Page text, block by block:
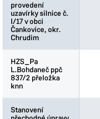
provedení
uzavírky silnice č.
I/17 v obci
Čankovice, okr.
Chrudim
HZS_Pa
L.Bohdaneč ppč
837/2 přeložka
knn
Stanovení
provedení
uzavírky silnice č.
I/17 v obci
Čankovice, okr.
Chrudim
HZS_Pa
L.Bohdaneč ppč
837/2 přeložka
knn
Stanovení